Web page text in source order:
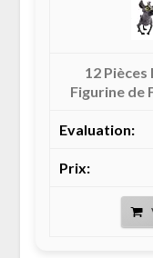
12 Pièces
Figurine de